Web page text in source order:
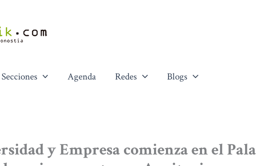
Secciones Agenda Redes Blogs
y Empresa comienza en el